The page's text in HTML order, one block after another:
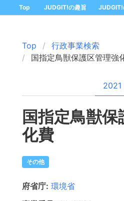
Top JUDGIT!の趣旨 JUDGIT!
Top
行政事業検索
国指定鳥獣保護区管理強
2021
国指定鳥獣
化費
その他
府省庁: 環境省